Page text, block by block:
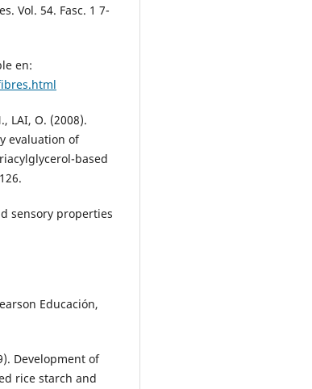
Vol. 54. Fasc. 1 7-
en:
LAI, O. (2008).
evaluation of
based
sensory properties
Educación,
Development of
rice starch and